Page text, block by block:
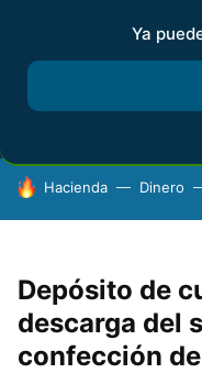
MENÚ
HOY SE HABLA DE
Hacienda Dinero
Depósito de
descarga del
confección
Ya